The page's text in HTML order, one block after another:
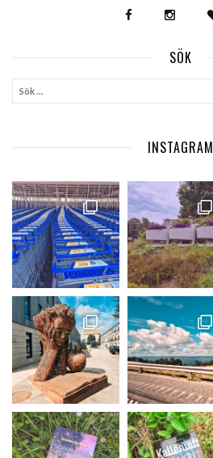
SÖK
INSTAGRAM